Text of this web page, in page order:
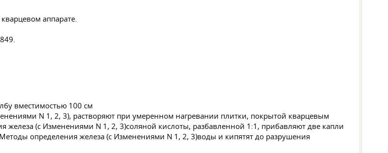
аппарате.
.
вместимостью 100 см
, растворяют при умеренном нагревании плитки, покрытой кварцевым
соляной кислоты, разбавленной 1:1, прибавляют две капли
воды и кипятят до разрушения